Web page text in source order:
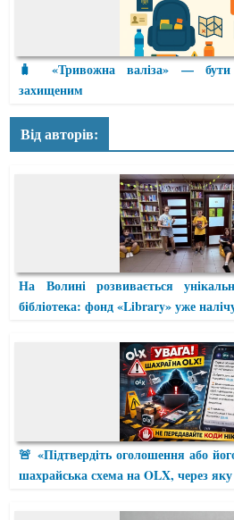
🧳 «Тривожна валіза» — бути
захищеним
Від авторів:
На Волині розвивається
бібліотека: фонд «Library» уже
🚨 «Підтвердіть оголошення або
шахрайська схема на OLX, через